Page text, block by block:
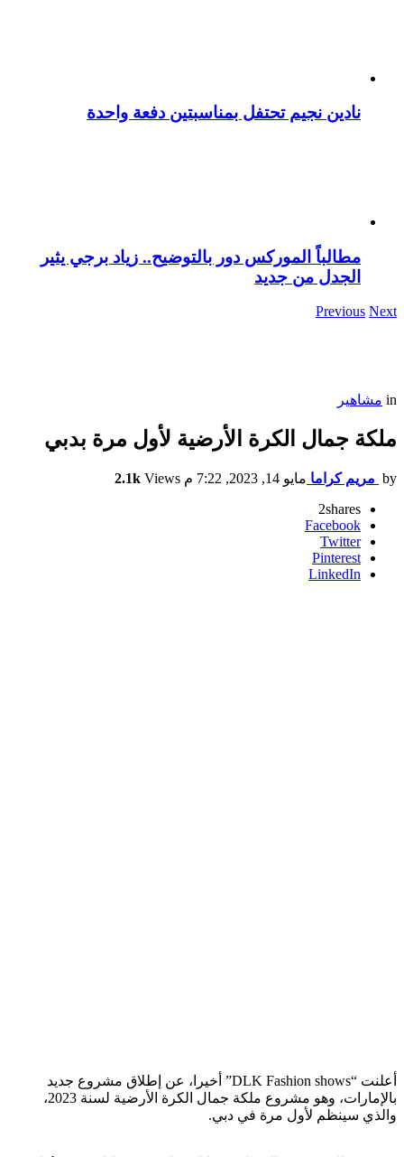
نادين نجيم تحتفل بمناسبتين دفعة واحدة
مطالباً الموركس دور بالتوضيح.. زياد برجي يثير
الجدل من جديد
Previous Next
in مشاهير
ملكة جمال الكرة الأرضية لأول مرة بدبي
by مريم كراما مايو 14, 2023, 7:22 م 2.1k Views
2shares
Facebook
Twitter
Pinterest
LinkedIn
أعلنت “DLK Fashion shows” أخيرا، عن إطلاق مشروع جديد
بالإمارات، وهو مشروع ملكة جمال الكرة الأرضية لسنة 2023،
والذي سينظم لأول مرة في دبي.